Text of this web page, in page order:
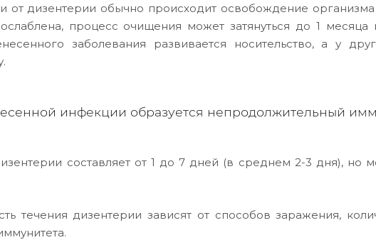
от дизентерии обычно происходит освобождение организма
процесс очищения может затянуться до 1
заболевания развивается носительство, а у
инфекции образуется непродолжительный
составляет от 1 до 7 дней (в среднем 2-3 дня), но
течения дизентерии зависят от способов заражения,